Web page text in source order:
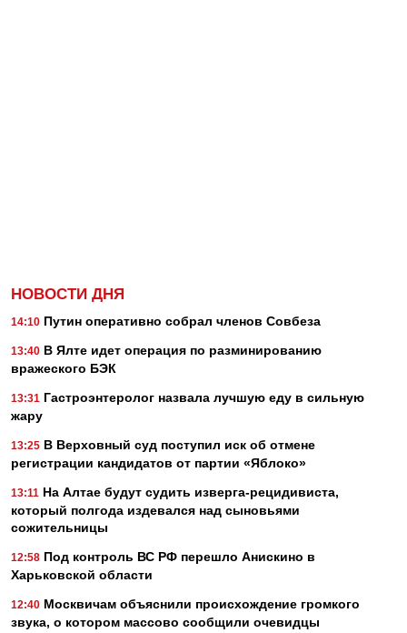
НОВОСТИ ДНЯ
14:10 Путин оперативно собрал членов Совбеза
13:40 В Ялте идет операция по разминированию
вражеского БЭК
13:31 Гастроэнтеролог назвала лучшую еду в сильную
жару
13:25 В Верховный суд поступил иск об отмене
регистрации кандидатов от партии «Яблоко»
13:11 На Алтае будут судить изверга-рецидивиста,
который полгода издевался над сыновьями
сожительницы
12:58 Под контроль ВС РФ перешло Анискино в
Харьковской области
12:40 Москвичам объяснили происхождение громкого
звука, о котором массово сообщили очевидцы